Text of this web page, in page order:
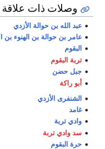
وصلات ذات علاقة
عبد الله بن حوالة الأزدي
عامر بن حوالة بن الهنوء بن
البقوم
تربة البقوم
جبل حضن
أبو راكة
الشنفرى الأزدي
غامد
وادي تربة
سد وادي تربة
حرة البقوم